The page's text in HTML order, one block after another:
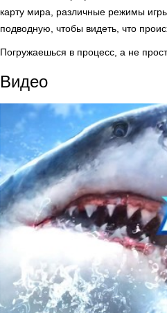
карту мира, различные режимы
подводную, чтобы видеть, что
Погружаешься в процесс, а не
Видео